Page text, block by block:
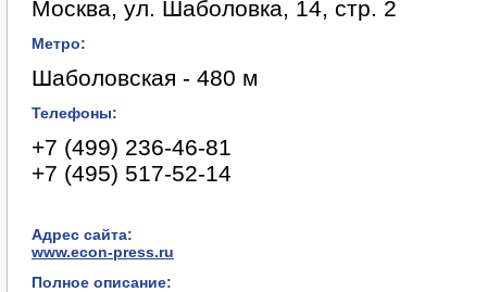
Москва, ул. Шаболовка, 14, стр. 2
Метро:
Шаболовская - 480 м
Телефоны:
+7 (499) 236-46-81
+7 (495) 517-52-14
Адрес сайта:
www.econ-press.ru
Полное описание: